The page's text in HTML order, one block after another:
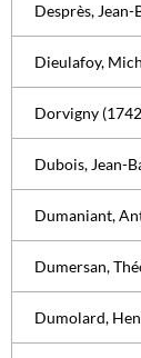
Desprès,
Dieulafoy,
Dorvigny
Dubois, Jean-
Dumaniant,
Dumersan,
Dumolard,